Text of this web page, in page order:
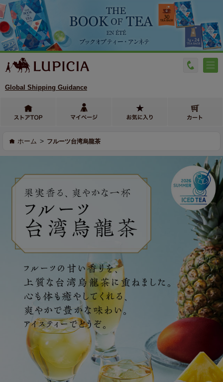
Global Shipping Guidance
ホーム > フルーツ台湾烏龍茶